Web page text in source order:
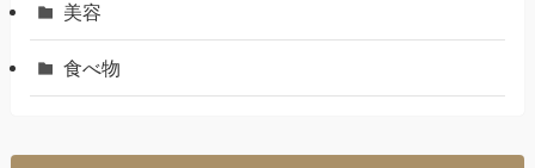
美容
食べ物